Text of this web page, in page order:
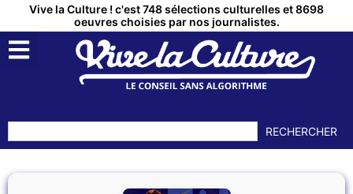
Vive la Culture ! c'est 748 sélections culturelles et 8698
oeuvres choisies par nos journalistes.
RECHERCHER